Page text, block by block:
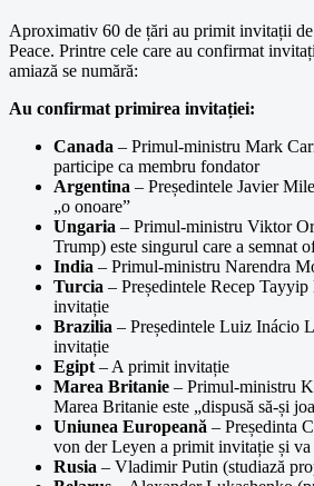
Aproximativ 60 de țări au primit invitații
Peace. Printre cele care au confirmat
amiază se numără:
Au confirmat primirea invitației:
Canada – Primul-ministru Mark
participe ca membru fondator
Argentina – Președintele Javier
„o onoare”
Ungaria – Primul-ministru Viktor
Trump) este singurul care a semnat
India – Primul-ministru Narendra
Turcia – Președintele Recep
invitație
Brazilia – Președintele Luiz Inácio
invitație
Egipt – A primit invitație
Marea Britanie – Primul-ministru
Marea Britanie este „dispusă să-și
Uniunea Europeană – Președinta
von der Leyen a primit invitație și
Rusia – Vladimir Putin (studiază